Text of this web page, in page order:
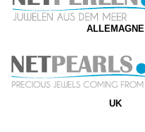
ALLEMAGNE
UK